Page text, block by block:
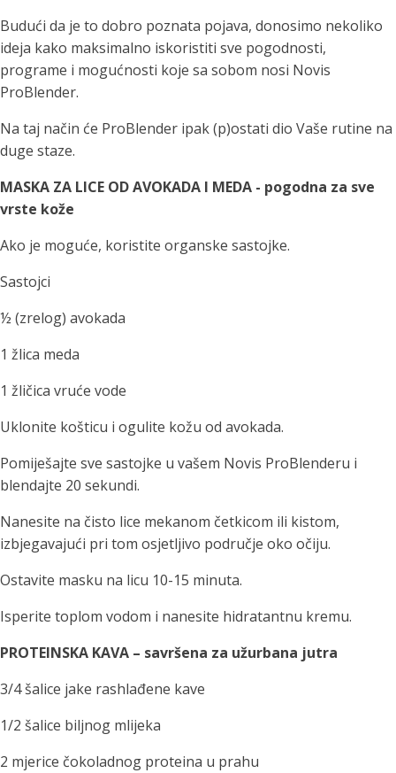
Budući da je to dobro poznata pojava, donosimo nekoliko
ideja kako maksimalno iskoristiti sve pogodnosti,
programe i mogućnosti koje sa sobom nosi Novis
ProBlender.
Na taj način će ProBlender ipak (p)ostati dio Vaše rutine na
duge staze.
MASKA ZA LICE OD AVOKADA I MEDA - pogodna za sve
vrste kože
Ako je moguće, koristite organske sastojke.
Sastojci
½ (zrelog) avokada
1 žlica meda
1 žličica vruće vode
Uklonite košticu i ogulite kožu od avokada.
Pomiješajte sve sastojke u vašem Novis ProBlenderu i
blendajte 20 sekundi.
Nanesite na čisto lice mekanom četkicom ili kistom,
izbjegavajući pri tom osjetljivo područje oko očiju.
Ostavite masku na licu 10-15 minuta.
Isperite toplom vodom i nanesite hidratantnu kremu.
PROTEINSKA KAVA – savršena za užurbana jutra
3/4 šalice jake rashlađene kave
1/2 šalice biljnog mlijeka
2 mjerice čokoladnog proteina u prahu